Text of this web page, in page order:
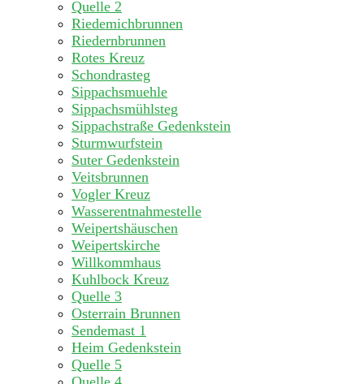
Quelle 2
Riedemichbrunnen
Riedernbrunnen
Rotes Kreuz
Schondrasteg
Sippachsmuehle
Sippachsmühlsteg
Sippachstraße Gedenkstein
Sturmwurfstein
Suter Gedenkstein
Veitsbrunnen
Vogler Kreuz
Wasserentnahmestelle
Weipertshäuschen
Weipertskirche
Willkommhaus
Kuhlbock Kreuz
Quelle 3
Osterrain Brunnen
Sendemast 1
Heim Gedenkstein
Quelle 5